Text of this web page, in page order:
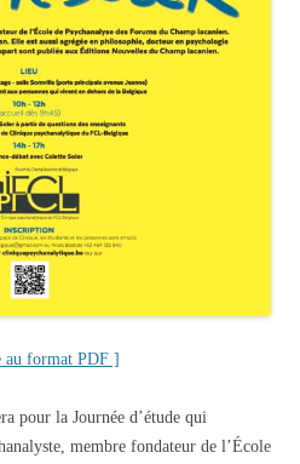
format PDF ]
pour la Journée d’étude qui
membre fondateur de l’École